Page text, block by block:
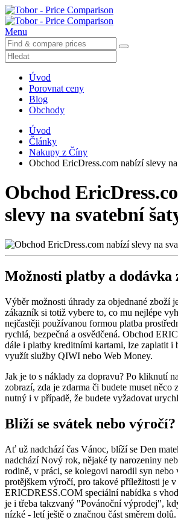
Menu
Úvod
Porovnat ceny
Blog
Obchody
Úvod
Články
Nakupy z Číny
Obchod EricDress.com nabízí slevy
Obchod
slevy na svatební
Možnosti platby a dodávka
Výběr možnosti úhrady za objednané zboží
zákazník si totiž vybere to, co mu nejlépe
nejčastěji používanou formou platba
rychlá, bezpečná a osvědčená. Obchod
dále i platby kreditními kartami, lze zaplatit i
využít služby QIWI nebo Web Money.
Jak je to s náklady za dopravu? Po kliknutí
zobrazí, zda je zdarma či budete muset něco
nutný i v případě, že budete vyžadovat
Blíží se svátek nebo výročí?
Ať už nadchází čas Vánoc, blíží se Den
nadchází Nový rok, nějaké ty narozeniny
rodině, v práci, se kolegovi narodil syn nebo
protějškem výročí, pro takové příležitosti je v
ERICDRESS.COM speciální nabídka s
je i třeba takzvaný "Povánoční výprodej",
nízké - letí ještě o značnou část směrem dolů.